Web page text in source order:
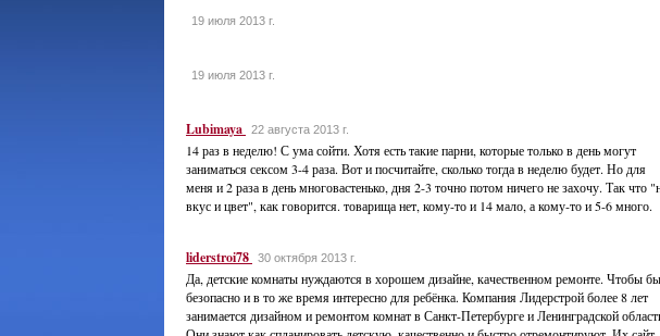
19 июля 2013 г.
19 июля 2013 г.
Lubimaya 22 августа 2013 г.
14 раз в неделю! С ума сойти. Хотя есть такие парни, которые только в день могут
заниматься сексом 3-4 раза. Вот и посчитайте, сколько тогда в неделю будет. Но для
меня и 2 раза в день многовастенько, дня 2-3 точно потом ничего не захочу. Так что
вкус и цвет", как говорится. товарища нет, кому-то и 14 мало, а кому-то и 5-6 много.
liderstroi78 30 октября 2013 г.
Да, детские комнаты нуждаются в хорошем дизайне, качественном ремонте. Чтобы
безопасно и в то же время интересно для ребёнка. Компания Лидерстрой более 8 лет
занимается дизайном и ремонтом комнат в Санкт-Петербурге и Ленинградской